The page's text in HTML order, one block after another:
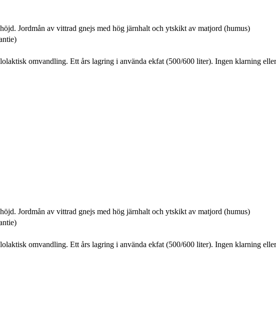
Jordmån av vittrad gnejs med hög järnhalt och ytskikt av matjord (humus)
omvandling. Ett års lagring i använda ekfat (500/600 liter). Ingen klarning
Jordmån av vittrad gnejs med hög järnhalt och ytskikt av matjord (humus)
omvandling. Ett års lagring i använda ekfat (500/600 liter). Ingen klarning